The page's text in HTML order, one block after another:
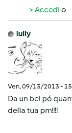
Accedi o
lully
Ven, 09/13/2013 -
Da un bel pó
della tua pm!!!!